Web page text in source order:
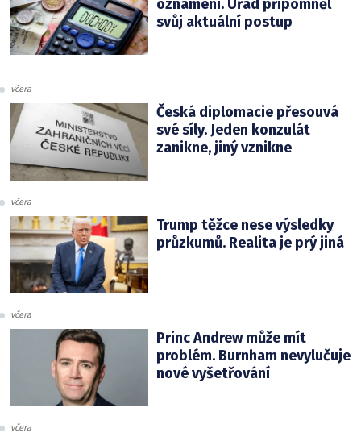
oznámení. Úřad připomněl
svůj aktuální postup
včera
Česká diplomacie přesouvá
své síly. Jeden konzulát
zanikne, jiný vznikne
včera
Trump těžce nese výsledky
průzkumů. Realita je prý jiná
včera
Princ Andrew může mít
problém. Burnham nevylučuje
nové vyšetřování
včera